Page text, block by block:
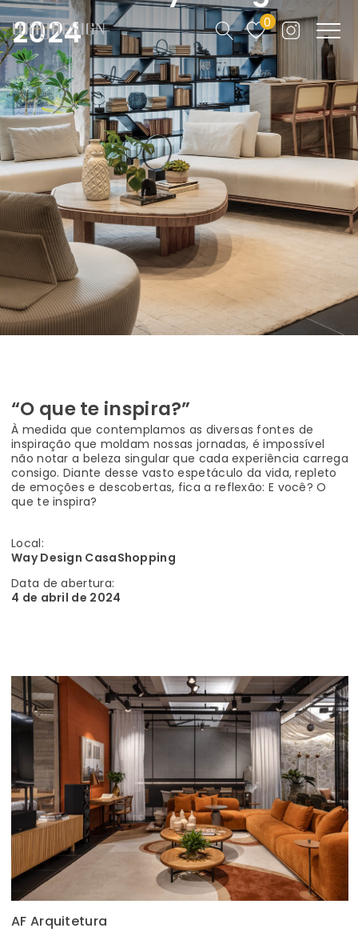
0
2024
“O que te inspira?”
À medida que contemplamos as diversas fontes de
inspiração que moldam nossas jornadas, é impossível
não notar a beleza singular que cada experiência carrega
consigo. Diante desse vasto espetáculo da vida, repleto
de emoções e descobertas, fica a reflexão: E você? O
que te inspira?
Local:
Way Design CasaShopping
Data de abertura:
4 de abril de 2024
AF Arquitetura